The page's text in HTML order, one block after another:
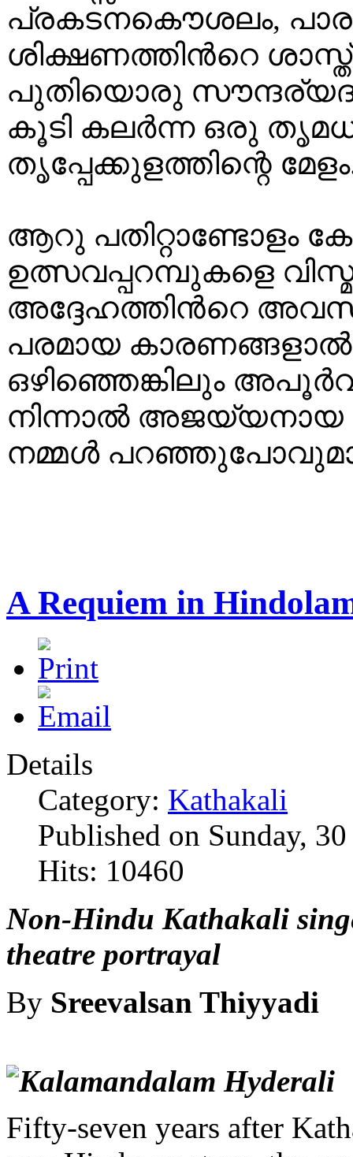
പ്രകടനകൌശലം,
ശിക്ഷണത്തിന്‍റെ
പുതിയൊരു
കൂടി കലര്‍ന്ന ഒരു
തൃപ്പേക്കുളത്തിന്റെ
ആറു പതിറ്റാണ്ടോളം
ഉത്സവപ്പറമ്പുകളെ
അദ്ദേഹത്തിന്‍റെ
പരമായ കാരണങ്ങളാല്‍
ഒഴിഞ്ഞെങ്കിലും
നിന്നാല്‍ അജയ്യനായ
നമ്മള്‍
A Requiem in
Details
Category: Kathakali
Published on Sunday,
Hits: 10460
Non-Hindu Kathakali
theatre portrayal
By
Fifty-seven years after